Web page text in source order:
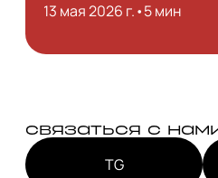
13 мая 2026 г.•5 мин
связаться с
TG